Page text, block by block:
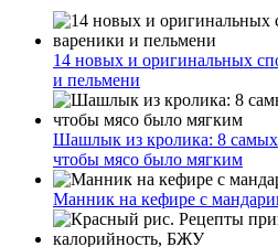
14 новых и оригинальных
и пельмени
Шашлык из кролика: 8
чтобы мясо было мягким
Манник на кефире с